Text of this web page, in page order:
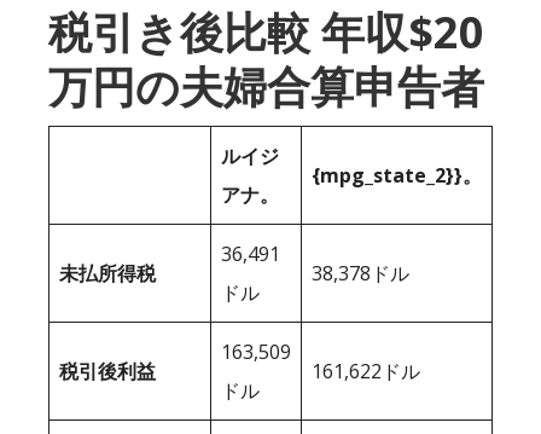
税引き後比較 年収$20
万円の夫婦合算申告者
ルイジ
アナ。
{mpg_state_2}}。
未払所得税
36,491
ドル
38,378ドル
税引後利益
163,509
ドル
161,622ドル